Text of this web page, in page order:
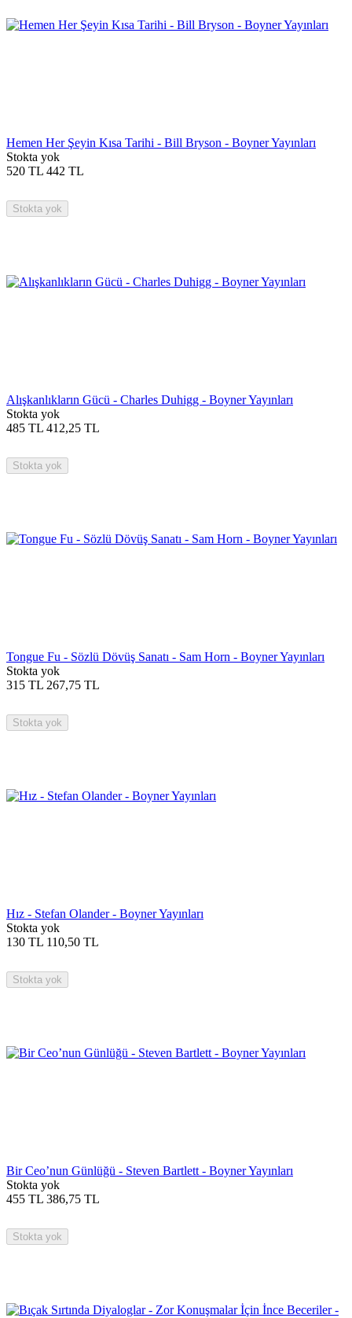
Hemen Her Şeyin Kısa Tarihi - Bill Bryson - Boyner Yayınları
Stokta yok
520 TL 442 TL
Stokta yok
Alışkanlıkların Gücü - Charles Duhigg - Boyner Yayınları
Stokta yok
485 TL 412,25 TL
Stokta yok
Tongue Fu - Sözlü Dövüş Sanatı - Sam Horn - Boyner Yayınları
Stokta yok
315 TL 267,75 TL
Stokta yok
Hız - Stefan Olander - Boyner Yayınları
Stokta yok
130 TL 110,50 TL
Stokta yok
Bir Ceo’nun Günlüğü - Steven Bartlett - Boyner Yayınları
Stokta yok
455 TL 386,75 TL
Stokta yok